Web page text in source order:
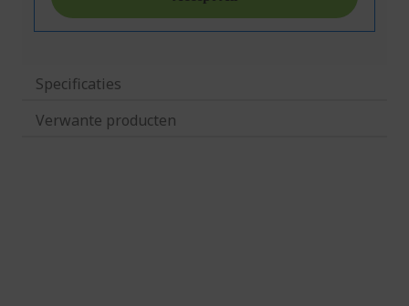
Specificaties